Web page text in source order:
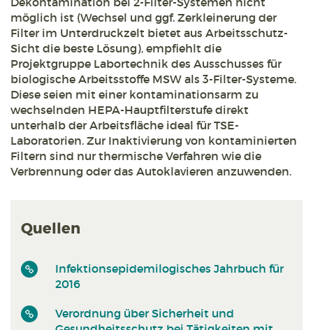
möglich ist (Wechsel und ggf. Zerkleinerung der
Filter im Unterdruckzelt bietet aus Arbeitsschutz-
Sicht die beste Lösung), empfiehlt die
Projektgruppe Labortechnik des Ausschusses für
biologische Arbeitsstoffe MSW als 3-Filter-Systeme.
Diese seien mit einer kontaminationsarm zu
wechselnden HEPA-Hauptfilterstufe direkt
unterhalb der Arbeitsfläche ideal für TSE-
Laboratorien. Zur Inaktivierung von kontaminierten
Filtern sind nur thermische Verfahren wie die
Verbrennung oder das Autoklavieren anzuwenden.
Quellen
Infektionsepidemilogisches Jahrbuch für
2016
Verordnung über Sicherheit und